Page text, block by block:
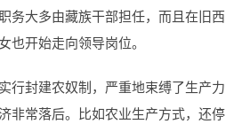
务大多由藏族干部担任，而且在旧西
也开始走向领导岗位。
行封建农奴制，严重地束缚了生产力
非常落后。比如农业生产方式，还停